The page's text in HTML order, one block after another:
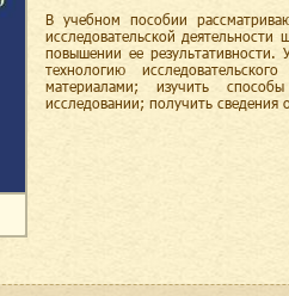
В учебном пособии
исследовательской
повышении ее результативности.
технологию
материалами; изучить
исследовании; получить сведения